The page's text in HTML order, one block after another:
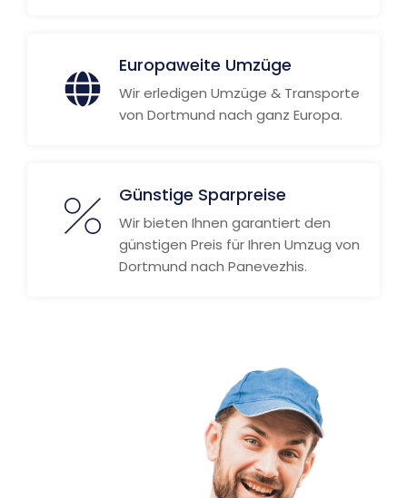
Europaweite Umzüge
Wir erledigen Umzüge & Transporte
von Dortmund nach ganz Europa.
Günstige Sparpreise
Wir bieten Ihnen garantiert den
günstigen Preis für Ihren Umzug von
Dortmund nach Panevezhis.